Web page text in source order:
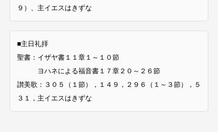
９）、主イエスはきずな
■主日礼拝
聖書：イザヤ書１１章１～１０節
ヨハネによる福音書１７章２０～２６節
讃美歌：３０５（１節），１４９，２９６（１～３節），５
３１，主イエスはきずな